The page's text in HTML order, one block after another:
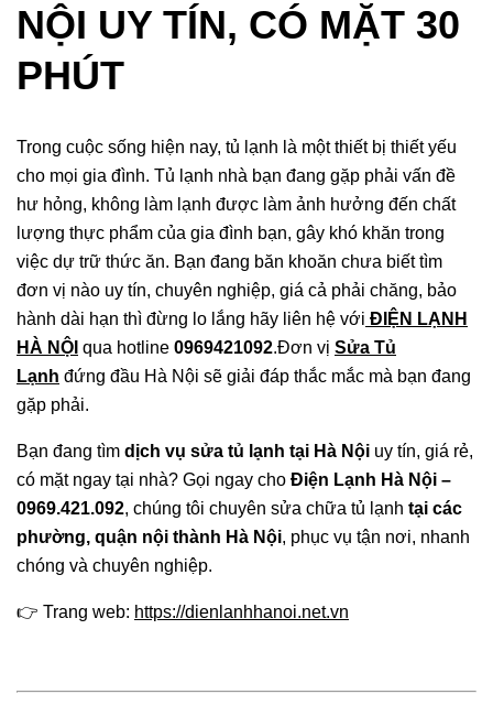
NỘI UY TÍN, CÓ MẶT 30
PHÚT
Trong cuộc sống hiện nay, tủ lạnh là một thiết bị thiết yếu
cho mọi gia đình. Tủ lạnh nhà bạn đang gặp phải vấn đề
hư hỏng, không làm lạnh được làm ảnh hưởng đến chất
lượng thực phẩm của gia đình bạn, gây khó khăn trong
việc dự trữ thức ăn. Bạn đang băn khoăn chưa biết tìm
đơn vị nào uy tín, chuyên nghiệp, giá cả phải chăng, bảo
hành dài hạn thì đừng lo lắng hãy liên hệ với ĐIỆN LẠNH
HÀ NỘI qua hotline 0969421092.Đơn vị Sửa Tủ
Lạnh đứng đầu Hà Nội sẽ giải đáp thắc mắc mà bạn đang
gặp phải.
Bạn đang tìm dịch vụ sửa tủ lạnh tại Hà Nội uy tín, giá rẻ,
có mặt ngay tại nhà? Gọi ngay cho Điện Lạnh Hà Nội –
0969.421.092, chúng tôi chuyên sửa chữa tủ lạnh tại các
phường, quận nội thành Hà Nội, phục vụ tận nơi, nhanh
chóng và chuyên nghiệp.
👉 Trang web: https://dienlanhhanoi.net.vn